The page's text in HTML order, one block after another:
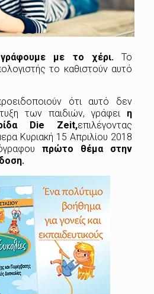
με το χέρι.Το
το καθιστούν αυτό
ότι αυτό δεν
των παιδιών, γράφει η
Die Zeit,επιλέγοντας
Κυριακή 15 Απριλίου 2018
πρώτο θέμα στην